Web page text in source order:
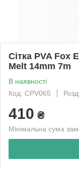
Сітка PVA Fox
Melt 14mm 7m
В наявності
Код: CPV065
410 ₴
Мінімальна сума